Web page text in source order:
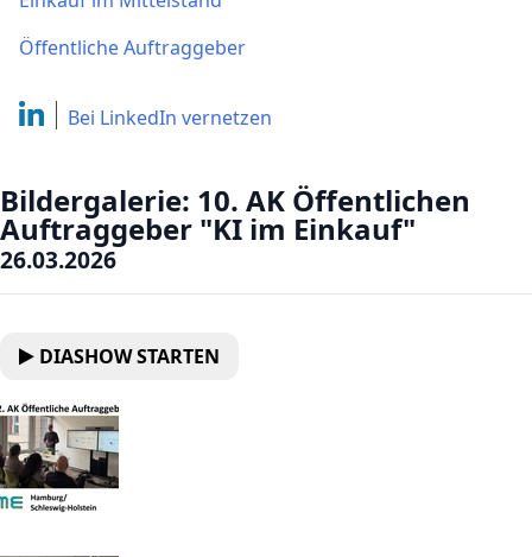
Öffentliche Auftraggeber
Bei LinkedIn vernetzen
Bildergalerie: 10. AK Öffentlichen
Auftraggeber "KI im Einkauf"
26.03.2026
DIASHOW STARTEN